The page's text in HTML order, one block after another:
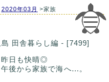
2020年03月 >家族
田舎暮らし編 - [7499]
昨日も快晴◎
午後から家族で海へ...。